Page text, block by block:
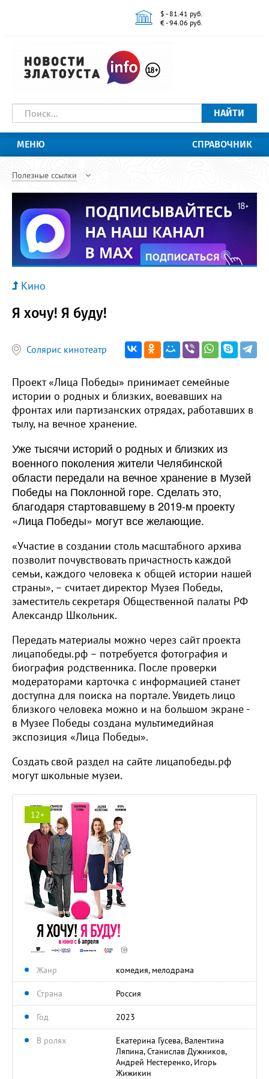
$ - 81.41 руб.
€ - 94.06 руб.
НАЙТИ
МЕНЮ СПРАВОЧНИК
Полезные ссылки
Кино
Я хочу! Я буду!
Солярис кинотеатр
Проект «Лица Победы» принимает семейные
истории о родных и близких, воевавших на
фронтах или партизанских отрядах, работавших в
тылу, на вечное хранение.
Уже тысячи историй о родных и близких из
военного поколения жители Челябинской
области передали на вечное хранение в Музей
Победы на Поклонной горе. Сделать это,
благодаря стартовавшему в 2019-м проекту
«Лица Победы» могут все желающие.
«Участие в создании столь масштабного архива
позволит почувствовать причастность каждой
семьи, каждого человека к общей истории нашей
страны», – считает директор Музея Победы,
заместитель секретаря Общественной палаты РФ
Александр Школьник.
Передать материалы можно через сайт проекта
лицапобеды.рф – потребуется фотография и
биография родственника. После проверки
модераторами карточка с информацией станет
доступна для поиска на портале. Увидеть лицо
близкого человека можно и на большом экране -
в Музее Победы создана мультимедийная
экспозиция «Лица Победы».
Создать свой раздел на сайте лицапобеды.рф
могут школьные музеи.
12+
Жанр комедия, мелодрама
Страна Россия
Год 2023
В ролях
Екатерина Гусева, Валентина
Ляпина, Станислав Дужников,
Андрей Нестеренко, Игорь
Жижикин